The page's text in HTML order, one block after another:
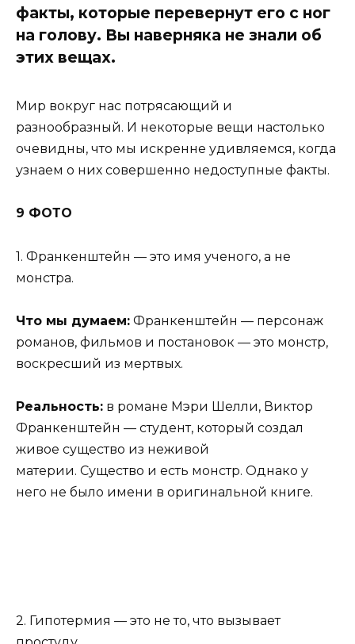
факты, которые перевернут его с ног
на голову. Вы наверняка не знали об
этих вещах.
Мир вокруг нас потрясающий и
разнообразный. И некоторые вещи настолько
очевидны, что мы искренне удивляемся, когда
узнаем о них совершенно недоступные факты.
9 ФОТО
1. Франкенштейн — это имя ученого, а не
монстра.
Что мы думаем: Франкенштейн — персонаж
романов, фильмов и постановок — это монстр,
воскресший из мертвых.
Реальность: в романе Мэри Шелли, Виктор
Франкенштейн — студент, который создал
живое существо из неживой
материи. Существо и есть монстр. Однако у
него не было имени в оригинальной книге.
2. Гипотермия — это не то, что вызывает